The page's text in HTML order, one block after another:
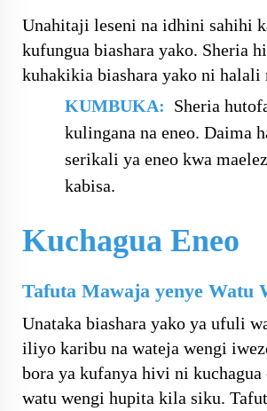
Unahitaji leseni na idhini sahihi
kufungua biashara yako. Sheria
kuhakikia biashara yako ni halali
KUMBUKA: Sheria
kulingana na eneo. Daima
serikali ya eneo kwa
kabisa.
Kuchagua Eneo
Tafuta Mawaja yenye Watu
Unataka biashara yako ya ufuli
iliyo karibu na wateja wengi
bora ya kufanya hivi ni kuchagua
watu wengi hupita kila siku.